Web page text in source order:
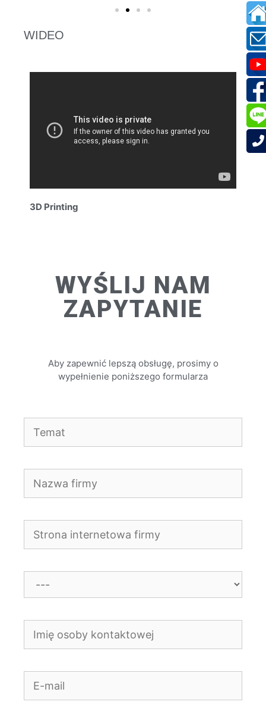
WIDEO
3D Printing
WYŚLIJ NAM
ZAPYTANIE
Aby zapewnić lepszą obsługę, prosimy o
wypełnienie poniższego formularza